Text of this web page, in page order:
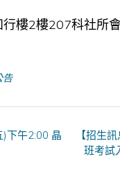
行樓2樓207科社所
告
【招生
班考試
下午2:00 晶